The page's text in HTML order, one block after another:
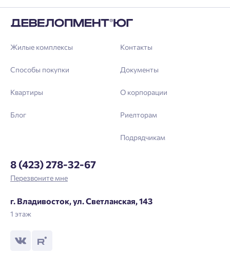
Жилые комплексы
Способы покупки
Квартиры
Блог
Контакты
Документы
О корпорации
Риелторам
Подрядчикам
8 (423) 278-32-67
Перезвоните мне
г. Владивосток, ул. Светланская, 143
1 этаж